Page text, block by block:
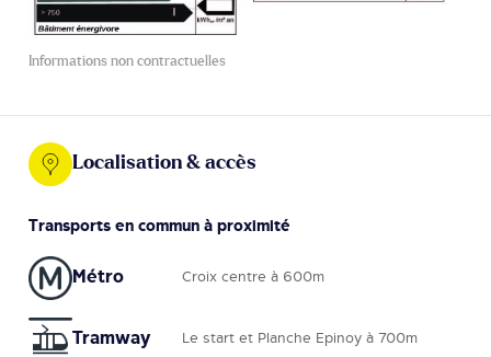
Informations non contractuelles
Localisation & accès
Transports en commun à proximité
Métro Croix centre à 600m
Tramway Le start et Planche Epinoy à 700m